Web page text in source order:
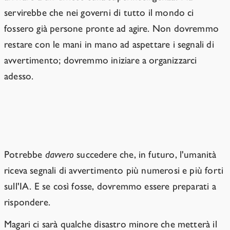
servirebbe che nei governi di tutto il mondo ci
fossero già persone pronte ad agire. Non dovremmo
restare con le mani in mano ad aspettare i segnali di
avvertimento; dovremmo iniziare a organizzarci
adesso.
Potrebbe davvero succedere che, in futuro, l'umanità
riceva segnali di avvertimento più numerosi e più forti
sull'IA. E se così fosse, dovremmo essere preparati a
rispondere.
Magari ci sarà qualche disastro minore che metterà il